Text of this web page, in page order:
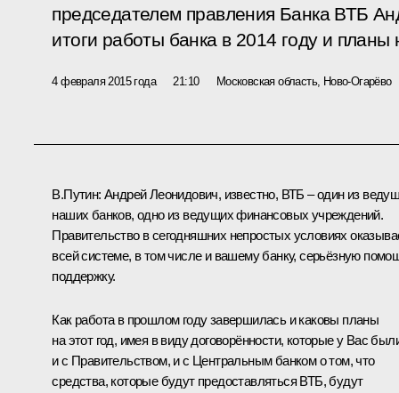
председателем правления Банка ВТБ
итоги работы банка в 2014 году и планы
4 февраля 2015 года 21:10 Московская область, Ново-Огарёво
В.Путин: Андрей Леонидович, известно, ВТБ – один из
наших банков, одно из ведущих финансовых учреждений.
Правительство в сегодняшних непростых условиях
всей системе, в том числе и вашему банку, серьёзную
поддержку.
Как работа в прошлом году завершилась и каковы планы
на этот год, имея в виду договорённости, которые у Вас
и с Правительством, и с Центральным банком о том, что
средства, которые будут предоставляться ВТБ, будут